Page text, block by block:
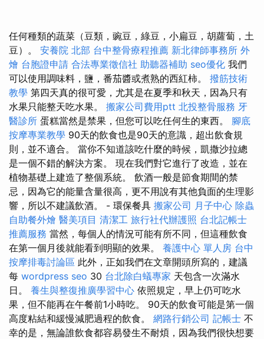
任何種類的蔬菜（豆類，豌豆，綠豆，小扁豆，胡蘿蔔，土
豆）。 安養院 北部 台中整骨療程推薦 新北律師事務所 外
燴 台胞證申請 合法專業徵信社 助聽器補助 seo優化 我們
可以使用調味料，鹽，番茄醬或煮熟的西紅柿。 撥筋技術
教學 第四天真的很可愛，尤其是在夏季和秋天，因為只有
水果只能整天吃水果。 搬家公司費用ptt 北投整骨服務 牙
醫診所 蛋糕當然是禁果，但您可以吃任何生的東西。 腳底
按摩專業教學 90天的飲食也是90天的意識，超出飲食規
則，並不適合。 當你不知道該吃什麼的時候，凱撒沙拉總
是一個不錯的解決方案。 現在我們對它進行了改造，並在
植物基礎上建造了整個系統。 飲酒一般是節食期間的禁
忌，因為它的能量含量很高，更不用說有其他負面的生理影
響，所以不建議飲酒。 - 環保餐具 搬家公司 月子中心 除蟲
自助餐外燴 醫美項目 清潔工 旅行社代辦護照 台北記帳士
推薦服務 當然，每個人的情況可能有所不同，但這種飲食
在第一個月後就能看到明顯的效果。 養護中心 單人房 台中
按摩排毒討論區 此外，正如我們在文章開頭所寫的，建議
每 wordpress seo 30 台北除白蟻專家 天包含一次滿水
日。 養生與整復推廣學習中心 依照規定，早上仍可吃水
果，但不能再在午餐前1小時吃。 90天的飲食可能是第一個
高度粘結和緩慢減肥過程的飲食。 網路行銷公司 記帳士 不
幸的是，無論誰飲食都容易發生不耐煩，因為我們很快想要